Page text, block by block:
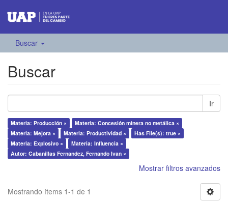
Buscar
Buscar
Ir
Materia: Producción ×
Materia: Concesión minera no metálica ×
Materia: Mejora ×
Materia: Productividad ×
Has File(s): true ×
Materia: Explosivo ×
Materia: Influencia ×
Autor: Cabanillas Fernandez, Fernando Ivan ×
Mostrar filtros avanzados
Mostrando ítems 1-1 de 1